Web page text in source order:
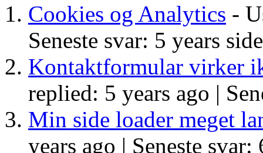
Cookies og Analytics -
Seneste svar: 5 years
Kontaktformular virker
replied: 5 years ago |
Min side loader meget
years ago | Seneste svar: